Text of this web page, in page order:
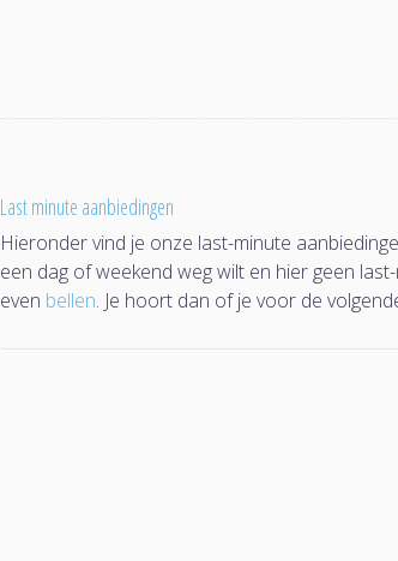
Last minute aanbiedingen
Hieronder vind je onze last-minute
een dag of weekend weg wilt en hier geen
even bellen. Je hoort dan of je voor de